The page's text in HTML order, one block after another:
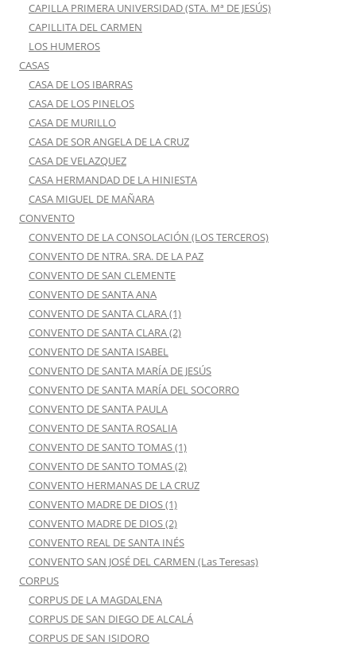
CAPILLA PRIMERA UNIVERSIDAD (STA. Mª DE JESÚS)
CAPILLITA DEL CARMEN
LOS HUMEROS
CASAS
CASA DE LOS IBARRAS
CASA DE LOS PINELOS
CASA DE MURILLO
CASA DE SOR ANGELA DE LA CRUZ
CASA DE VELAZQUEZ
CASA HERMANDAD DE LA HINIESTA
CASA MIGUEL DE MAÑARA
CONVENTO
CONVENTO DE LA CONSOLACIÓN (LOS TERCEROS)
CONVENTO DE NTRA. SRA. DE LA PAZ
CONVENTO DE SAN CLEMENTE
CONVENTO DE SANTA ANA
CONVENTO DE SANTA CLARA (1)
CONVENTO DE SANTA CLARA (2)
CONVENTO DE SANTA ISABEL
CONVENTO DE SANTA MARÍA DE JESÚS
CONVENTO DE SANTA MARÍA DEL SOCORRO
CONVENTO DE SANTA PAULA
CONVENTO DE SANTA ROSALIA
CONVENTO DE SANTO TOMAS (1)
CONVENTO DE SANTO TOMAS (2)
CONVENTO HERMANAS DE LA CRUZ
CONVENTO MADRE DE DIOS (1)
CONVENTO MADRE DE DIOS (2)
CONVENTO REAL DE SANTA INÉS
CONVENTO SAN JOSÉ DEL CARMEN (Las Teresas)
CORPUS
CORPUS DE LA MAGDALENA
CORPUS DE SAN DIEGO DE ALCALÁ
CORPUS DE SAN ISIDORO